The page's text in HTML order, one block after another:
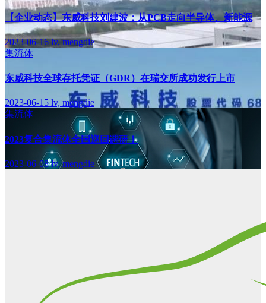
【企业动态】东威科技刘建波：从PCB走向半导体、新能源
2023-06-16lv, mengdie
集流体
东威科技全球存托凭证（GDR）在瑞交所成功发行上市
2023-06-15 lv, mengdie
集流体
2023复合集流体全国巡回调研！
2023-06-08lv, mengdie